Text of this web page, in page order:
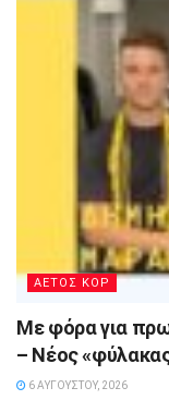
ΑΕΤΟΣ ΚΟΡ
Με φόρα για
– Νέος
6 ΑΥΓΟΎΣΤΟΥ, 2026